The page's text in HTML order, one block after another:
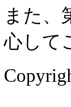
また、
心して